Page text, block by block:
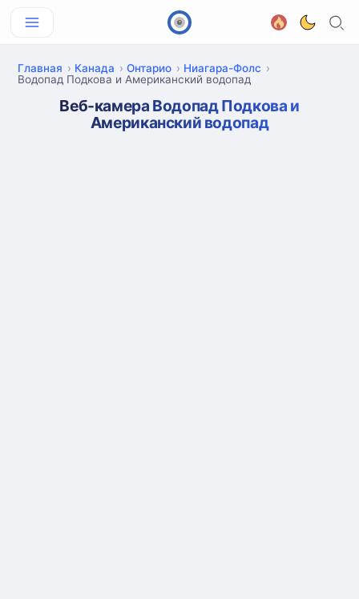
Главная Канада Онтарио
Ниагара-Фолс
Водопад Подкова и Американский водопад
Веб-камера Водопад Подкова и
Американский водопад